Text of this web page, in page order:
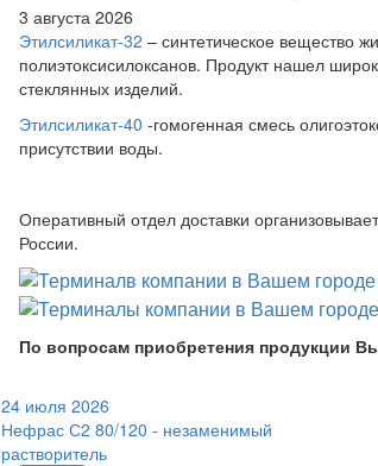
3 августа 2026
Этилсиликат-32 – синтетическое вещество
полиэтоксисилоксанов. Продукт нашел
стеклянных изделий.
Этилсиликат-40 -гомогенная смесь
присутствии воды.
Оперативный отдел доставки
России.
По вопросам приобретения продукции
24 июля 2026
Нефрас С2 80/120 - незаменимый
растворитель